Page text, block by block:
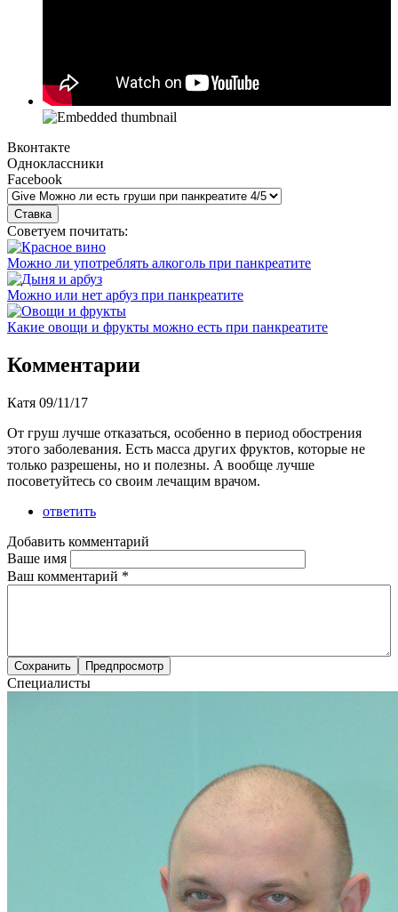
Вконтакте
Одноклассники
Facebook
Советуем почитать:
Можно ли употреблять алкоголь при панкреатите
Можно или нет арбуз при панкреатите
Какие овощи и фрукты можно есть при панкреатите
Комментарии
Катя 09/11/17
От груш лучше отказаться, особенно в период обострения
этого заболевания. Есть масса других фруктов, которые не
только разрешены, но и полезны. А вообще лучше
посоветуйтесь со своим лечащим врачом.
ответить
Добавить комментарий
Ваше имя
Ваш комментарий *
Специалисты